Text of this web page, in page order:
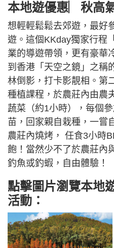
本地遊優惠︳秋高
想輕輕鬆鬆去郊遊，最好
遊。這個KKday獨家行程
業的導遊帶領，更有豪華
到香港「天空之鏡」之稱
林倒影，打卡影靚相。第
種植課程，於農莊內由農
蔬菜（約1小時），每個
苗，回家親自栽種，一嘗
農莊內燒烤， 任食3小時
飽！當然少不了於農莊內
釣魚或釣蝦，自由體驗！
點擊圖片瀏覽本地
活動：